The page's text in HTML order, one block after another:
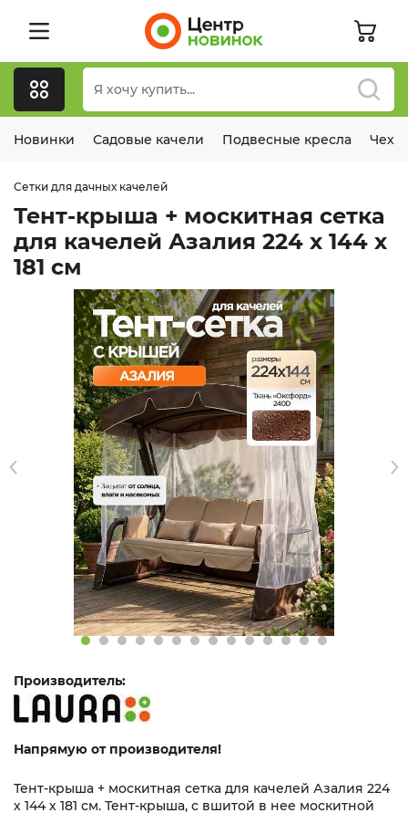
Новинки Садовые качели Подвесные кресла
Сетки для дачных качелей
Тент-крыша + москитная сетка
для качелей Азалия 224 х 144 х
181 см
Производитель:
Напрямую от производителя!
Тент-крыша + москитная сетка для качелей Азалия 224
х 144 х 181 см. Тент-крыша, с вшитой в нее москитной